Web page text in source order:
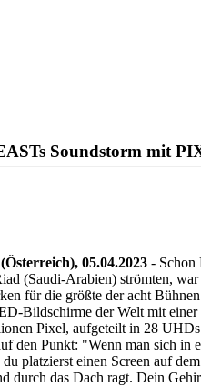
Soundstorm mit
05.04.2023 - Schon
(Saudi-Arabien) strömten, war
für die größte der acht
Bildschirme der Welt mit
Pixel, aufgeteilt in 28
den Punkt: "Wenn man sich
platzierst einen Screen auf
durch das Dach ragt. Dein